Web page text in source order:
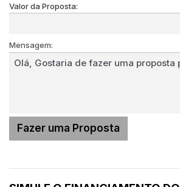
Valor da Proposta:
Mensagem: